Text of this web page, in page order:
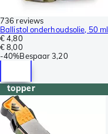
736 reviews
Ballistol onderhoudsolie, 50 ml
€ 4,80
€ 8,00
-40%Bespaar 3,20
topper